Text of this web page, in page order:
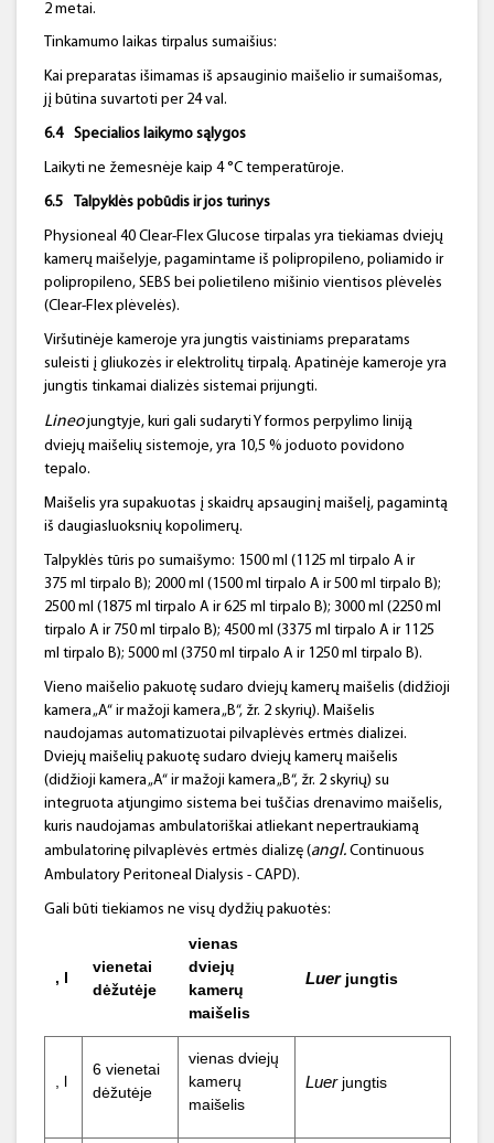
2 metai.
Tinkamumo laikas tirpalus sumaišius:
Kai preparatas išimamas iš apsauginio maišelio ir sumaišomas,
jį būtina suvartoti per 24 val.
6.4 Specialios laikymo sąlygos
Laikyti ne žemesnėje kaip 4 °C temperatūroje.
6.5 Talpyklės pobūdis ir jos turinys
Physioneal 40 Clear-Flex Glucose tirpalas yra tiekiamas dviejų
kamerų maišelyje, pagamintame iš polipropileno, poliamido ir
polipropileno, SEBS bei polietileno mišinio vientisos plėvelės
(Clear-Flex plėvelės).
Viršutinėje kameroje yra jungtis vaistiniams preparatams
suleisti į gliukozės ir elektrolitų tirpalą. Apatinėje kameroje yra
jungtis tinkamai dializės sistemai prijungti.
Lineojungtyje, kuri gali sudaryti Y formos perpylimo liniją
dviejų maišelių sistemoje, yra 10,5 % joduoto povidono
tepalo.
Maišelis yra supakuotas į skaidrų apsauginį maišelį, pagamintą
iš daugiasluoksnių kopolimerų.
Talpyklės tūris po sumaišymo: 1500 ml (1125 ml tirpalo A ir
375 ml tirpalo B); 2000 ml (1500 ml tirpalo A ir 500 ml tirpalo B);
2500 ml (1875 ml tirpalo A ir 625 ml tirpalo B); 3000 ml (2250 ml
tirpalo A ir 750 ml tirpalo B); 4500 ml (3375 ml tirpalo A ir 1125
ml tirpalo B); 5000 ml (3750 ml tirpalo A ir 1250 ml tirpalo B).
Vieno maišelio pakuotę sudaro dviejų kamerų maišelis (didžioji
kamera „A“ ir mažoji kamera „B“, žr. 2 skyrių). Maišelis
naudojamas automatizuotai pilvaplėvės ertmės dializei.
Dviejų maišelių pakuotę sudaro dviejų kamerų maišelis
(didžioji kamera „A“ ir mažoji kamera „B“, žr. 2 skyrių) su
integruota atjungimo sistema bei tuščias drenavimo maišelis,
kuris naudojamas ambulatoriškai atliekant nepertraukiamą
ambulatorinę pilvaplėvės ertmės dializę (angl. Continuous
Ambulatory Peritoneal Dialysis - CAPD).
Gali būti tiekiamos ne visų dydžių pakuotės:
, l
vienetai
dėžutėje
vienas
dviejų
kamerų
maišelis
Luerjungtis
, l
6 vienetai
dėžutėje
vienas dviejų
kamerų
maišelis
Luerjungtis